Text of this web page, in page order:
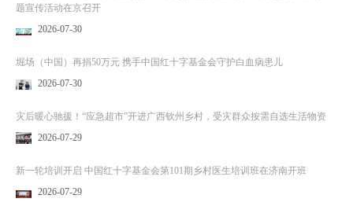
题宣传活动在京召开
2026-07-30
堀场（中国）再捐50万元 携手中国红十字基金会守护白血病患儿
2026-07-30
灾后暖心驰援！“应急超市”开进广西钦州乡村，受灾群众按需自选生活物资
2026-07-29
新一轮培训开启 中国红十字基金会第101期乡村医生培训班在济南开班
2026-07-29